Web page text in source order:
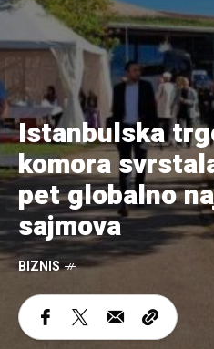
Istanbulska
komora
pet globalno
sajmova
BIZNIS